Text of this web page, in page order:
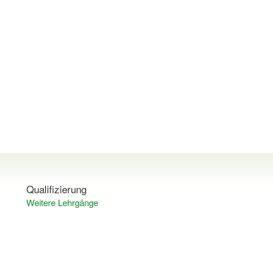
Qualifizierung
Weitere Lehrgänge